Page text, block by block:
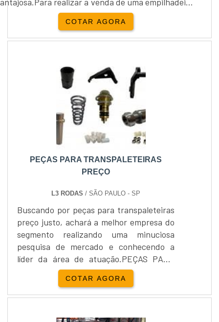
possível contar com o apoio de empresas que
empilhadeiras usadas, especializadas no
e que possam avaliar corretamente o
são considerados de alto investimento,
isso, se ainda estiver em boas condições, é
realizar a venda por um valor mais atrativo,
modo que outros compradores possam usufruir de
benefícios e funcionalidades. Na prática, este
pode ser utilizado em diversos locais,
disso, este serviço é capaz de oferecer
grande variedade de benefícios, porém, é
empresa especializada, que possa sempre
que o produto será comercializado com o
justo. Essas empresas passam o equipamento
um processo de revisão e manutenção, de modo
o próximo comprador possa usufruir do
e de seus benefícios, como se ele fosse
DAS MELHORES EMPRESAS QUE
EMPILHADEIRAS USADASSe você está a
de uma empresa especializada no ramo,
COTAR AGORA
PEÇAS PARA TRANSPALETEIRAS
PREÇO
L3 RODAS / SÃO PAULO - SP
Buscando por peças para transpaleteiras
preço justo, achará a melhor empresa do
segmento realizando uma minuciosa
pesquisa de mercado e conhecendo a
líder da área de atuação.PEÇAS PARA
TRANSPALETEIRAS PREÇO JUSTO E
ACESSÍVELQuem quer encontrar peças
para transpaleteiras preço acessível e em
COTAR AGORA